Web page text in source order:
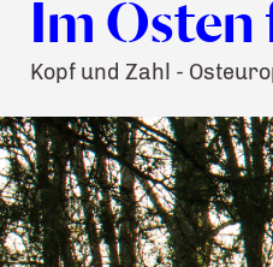
Im
Kopf und Zahl -